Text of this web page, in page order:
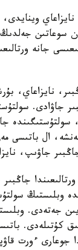
جانە
نايزاعاي،
جاۋادى.
ال باتىسى
جاۋىپ،
ورتالىعىندا 15- 20 م/س-
اپتاپ ىستىق
جوعارى ءورت